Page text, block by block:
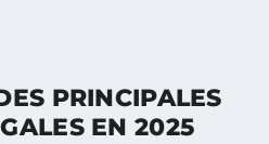
PRINCIPALES
EN 2025